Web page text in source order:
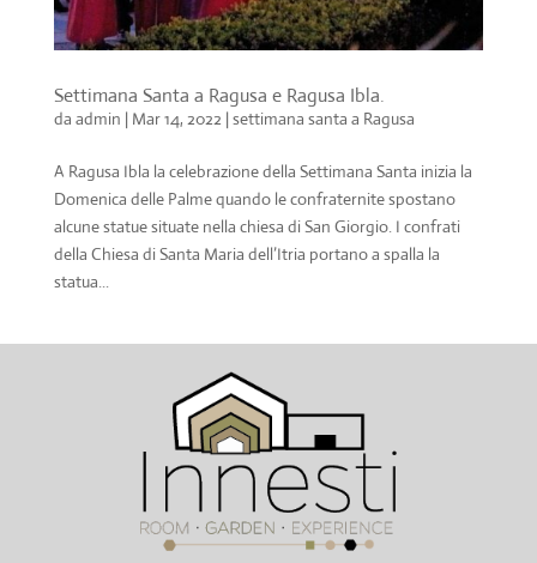
Settimana Santa a Ragusa e Ragusa Ibla.
da admin | Mar 14, 2022 |settimana santa a Ragusa
A Ragusa Ibla la celebrazione della Settimana Santa inizia la
Domenica delle Palme quando le confraternite spostano
alcune statue situate nella chiesa di San Giorgio. I confrati
della Chiesa di Santa Maria dell’Itria portano a spalla la
statua...